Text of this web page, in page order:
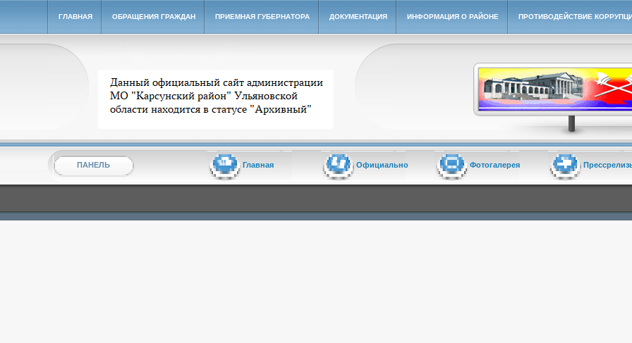
ГЛАВНАЯ ОБРАЩЕНИЯ ГРАЖДАН ПРИЕМНАЯ ГУБЕРНАТОРА ДОКУМЕНТАЦИЯ ИНФОРМАЦИЯ О РАЙОНЕ ПРОТИВОДЕЙСТВИЕ
Архивный сайт администрации МО "Карсунский район"
ПАНЕЛЬ Главная Официально Фотогалерея